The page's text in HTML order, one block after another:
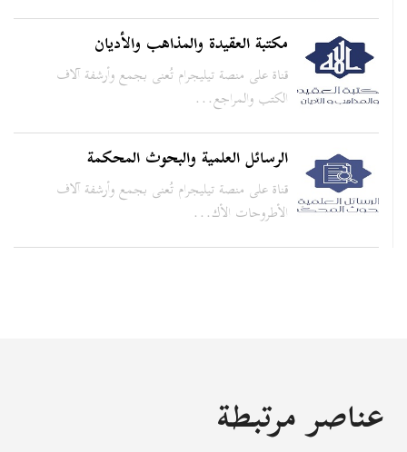
مكتبة العقيدة والمذاهب والأديان
قناة على منصة تيليجرام تُعنى بجمع وأرشفة آلاف
الكتب والمراجع...
الرسائل العلمية والبحوث المحكمة
قناة على منصة تيليجرام تُعنى بجمع وأرشفة آلاف
الأطروحات الأك...
عناصر مرتبطة